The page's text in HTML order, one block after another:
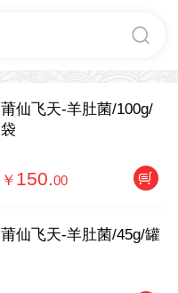
莆仙飞天-羊肚菌/100g/
袋
￥ 150.00
莆仙飞天-羊肚菌/45g/罐